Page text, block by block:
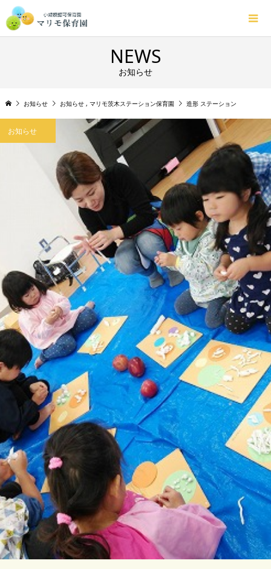
NEWS
お知らせ
お知らせ お知らせ , マリモ茨木ステーション保育園 造形 ステーション
お知らせ